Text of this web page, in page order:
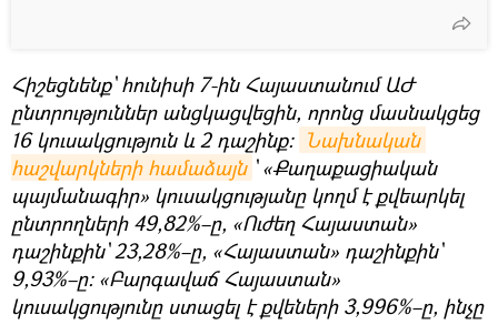
Հիշեցնենք` հունիսի 7-ին Հայաստանում ԱԺ
ընտրություններ անցկացվեցին, որոնց մասնակցեց
16 կուսակցություն և 2 դաշինք։ Նախնական
հաշվարկների համաձայն ` «Քաղաքացիական
պայմանագիր» կուսակցությանը կողմ է քվեարկել
ընտրողների 49,82%–ը, «Ուժեղ Հայաստան»
դաշինքին` 23,28%–ը, «Հայաստան» դաշինքին`
9,93%–ը։ «Բարգավաճ Հայաստան»
կուսակցությունը ստացել է քվեների 3,996%–ը, ինչը